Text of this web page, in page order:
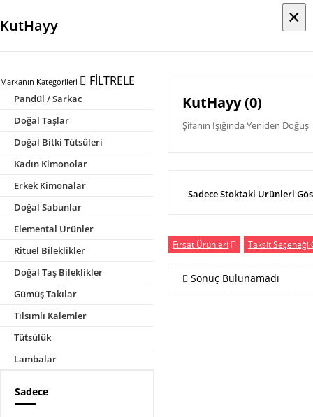
KutHayy
Markanın Kategorileri FİLTRELE
Pandül / Sarkac
Doğal Taşlar
Doğal Bitki Tütsüleri
Kadın Kimonolar
Erkek Kimonalar
Doğal Sabunlar
Elemental Ürünler
Ritüel Bileklikler
Doğal Taş Bileklikler
Gümüş Takılar
Tılsımlı Kalemler
Tütsülük
Lambalar
Sadece
KutHayy (0)
Şifanın Işığında Yeniden Doğuş
Sadece Stoktaki Ürünleri
Fırsat Ürünleri Taksit Seçeneği
Sonuç Bulunamadı
×
×